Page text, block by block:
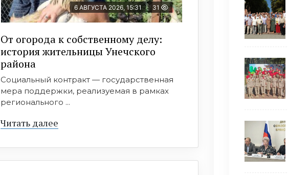
6 АВГУСТА 2026, 15:31 31
От огорода к собственному делу:
история жительницы Унечского
района
Социальный контракт — государственная
мера поддержки, реализуемая в рамках
регионального ...
Читать далее